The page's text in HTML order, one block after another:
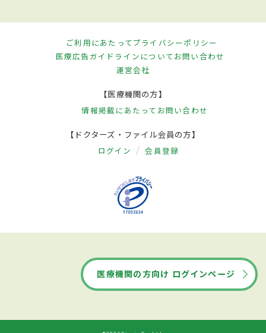
ご利用にあたってプライバシーポリシー
医療広告ガイドラインについてお問い合わせ
運営会社
【医療機関の方】
情報掲載にあたって お問い合わせ
【ドクターズ・ファイル会員の方】
ログイン 会員登録
医療機関の方向け ログインページ